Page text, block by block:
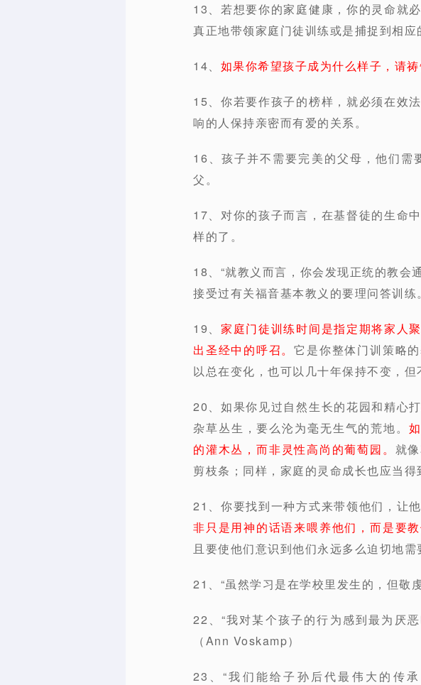
13、若想要你的家庭健康，你的灵命就
真正地带领家庭门徒训练或是捕捉到相应
14、 如果你希望孩子成为什么样子，请
15、你若要作孩子的榜样，就必须在效
响的人保持亲密而有爱的关系。
16、孩子并不需要完美的父母，他们
父。
17、对你的孩子而言，在基督徒的生命
样的了。
18、“就教义而言，你会发现正统的教会
接受过有关福音基本教义的要理问答训
19、 家庭门徒训练时间是指定期将家人
出圣经中的呼召。它是你整体门训策略
以总在变化，也可以几十年保持不变，但
20、如果你见过自然生长的花园和精心
杂草丛生，要么沦为毫无生气的荒地。
的灌木丛，而非灵性高尚的葡萄园。 就
剪枝条；同样，家庭的灵命成长也应当得
21、你要找到一种方式来带领他们，让
非只是用神的话语来喂养他们，而是要
且要使他们意识到他们永远多么迫切地需
21、“虽然学习是在学校里发生的，但
22、“我对某个孩子的行为感到最为厌
（Ann Voskamp）
23、“我们能给子孙后代最伟大的传